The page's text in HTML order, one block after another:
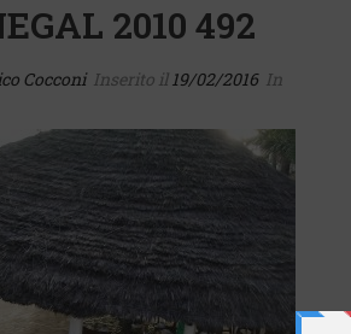
2010 492
Cocconi Inserito il19/02/2016 In